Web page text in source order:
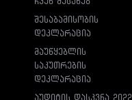
შესაბამისობის
დეკლარაცია
მაუწყებლის
საკუთრების
დეკლარაცია
აუდიტის დასკვნა 2022